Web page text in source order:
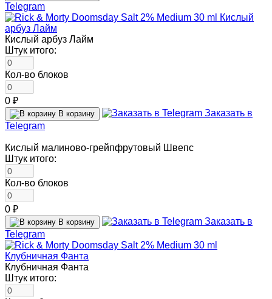
Telegram
Кислый арбуз Лайм
Штук итого:
Кол-во блоков
0 ₽
В корзину
Заказать в
Telegram
Кислый малиново-грейпфрутовый Швепс
Штук итого:
Кол-во блоков
0 ₽
В корзину
Заказать в
Telegram
Клубничная Фанта
Штук итого: